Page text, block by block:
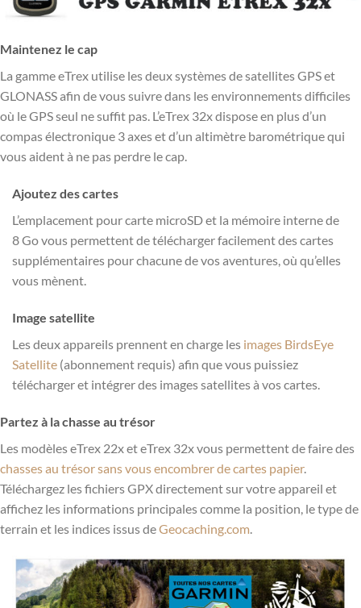
Maintenez le cap
La gamme eTrex utilise les deux systèmes de satellites GPS et
GLONASS afin de vous suivre dans les environnements difficiles
où le GPS seul ne suffit pas. L’eTrex 32x dispose en plus d’un
compas électronique 3 axes et d’un altimètre barométrique qui
vous aident à ne pas perdre le cap.
Ajoutez des cartes
L’emplacement pour carte microSD et la mémoire interne de
8 Go vous permettent de télécharger facilement des cartes
supplémentaires pour chacune de vos aventures, où qu’elles
vous mènent.
Image satellite
Les deux appareils prennent en charge les images BirdsEye
Satellite (abonnement requis) afin que vous puissiez
télécharger et intégrer des images satellites à vos cartes.
Partez à la chasse au trésor
Les modèles eTrex 22x et eTrex 32x vous permettent de faire des
chasses au trésor sans vous encombrer de cartes papier.
Téléchargez les fichiers GPX directement sur votre appareil et
affichez les informations principales comme la position, le type de
terrain et les indices issus deGeocaching.com.